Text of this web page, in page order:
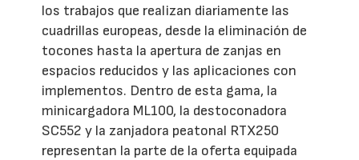
los trabajos que realizan diariamente las
cuadrillas europeas, desde la eliminación de
tocones hasta la apertura de zanjas en
espacios reducidos y las aplicaciones con
implementos. Dentro de esta gama, la
minicargadora ML100, la destoconadora
SC552 y la zanjadora peatonal RTX250
representan la parte de la oferta equipada